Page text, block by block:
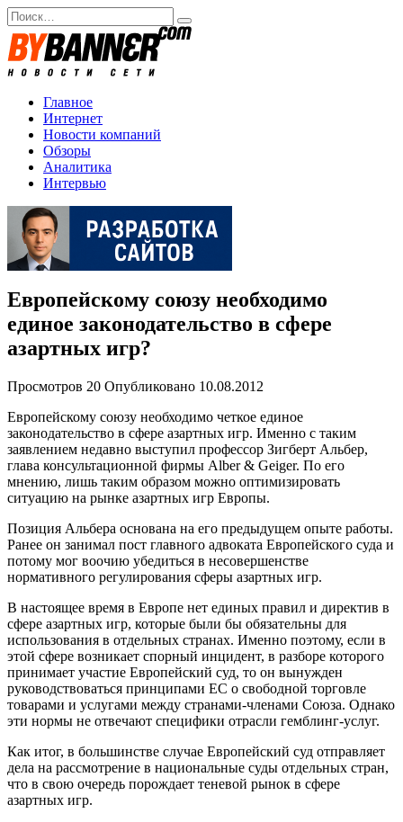
Перейти
к
содержанию
Search
for:
Главное
Интернет
Новости компаний
Обзоры
Аналитика
Интервью
Европейскому союзу необходимо
единое законодательство в сфере
азартных игр?
Просмотров 20 Опубликовано 10.08.2012
Европейскому союзу необходимо четкое единое
законодательство в сфере азартных игр. Именно с таким
заявлением недавно выступил профессор Зигберт Альбер,
глава консультационной фирмы Alber & Geiger. По его
мнению, лишь таким образом можно оптимизировать
ситуацию на рынке азартных игр Европы.
Позиция Альбера основана на его предыдущем опыте работы.
Ранее он занимал пост главного адвоката Европейского суда и
потому мог воочию убедиться в несовершенстве
нормативного регулирования сферы азартных игр.
В настоящее время в Европе нет единых правил и директив в
сфере азартных игр, которые были бы обязательны для
использования в отдельных странах. Именно поэтому, если в
этой сфере возникает спорный инцидент, в разборе которого
принимает участие Европейский суд, то он вынужден
руководствоваться принципами ЕС о свободной торговле
товарами и услугами между странами-членами Союза. Однако
эти нормы не отвечают специфики отрасли гемблинг-услуг.
Как итог, в большинстве случае Европейский суд отправляет
дела на рассмотрение в национальные суды отдельных стран,
что в свою очередь порождает теневой рынок в сфере
азартных игр.